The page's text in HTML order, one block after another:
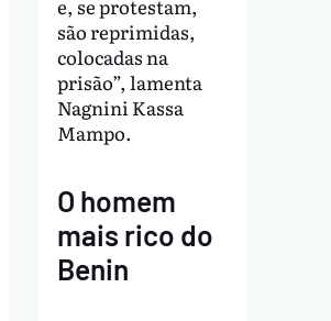
e, se protestam,
são reprimidas,
colocadas na
prisão”, lamenta
Nagnini Kassa
Mampo.
O homem
mais rico do
Benin